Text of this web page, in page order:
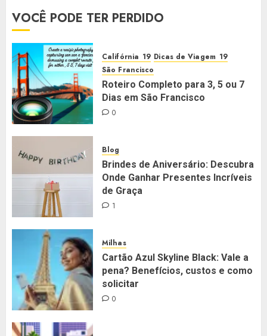
VOCÊ PODE TER PERDIDO
Califórnia
Dicas de Viagem
São Francisco
Roteiro Completo para 3, 5 ou 7
Dias em São Francisco
0
Blog
Brindes de Aniversário: Descubra
Onde Ganhar Presentes Incríveis
de Graça
1
Milhas
Cartão Azul Skyline Black: Vale a
pena? Benefícios, custos e como
solicitar
0